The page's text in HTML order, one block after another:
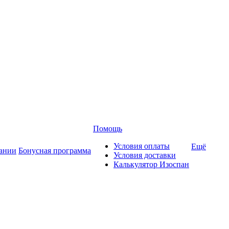
Бонусная программа
Помощь
Условия оплаты
Условия доставки
Калькулятор Изоспан
Ещё